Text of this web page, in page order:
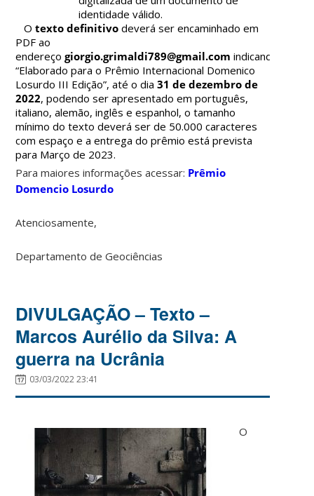
identidade válido.
Otexto definitivo deverá ser encaminhado em
PDF ao
endereçogiorgio.grimaldi789@gmail.com indicando:
“Elaborado para o Prêmio Internacional Domenico
Losurdo III Edição”,até o dia31 de dezembro de
2022, podendo ser apresentado em português,
italiano, alemão, inglês e espanhol, o tamanho
mínimo do texto deverá ser de 50.000 caracteres
com espaço e a entrega do prêmio está prevista
para Março de 2023.
Para maiores informações acessar: Prêmio
Domencio Losurdo
Atenciosamente,
Departamento de Geociências
DIVULGAÇÃO – Texto –
Marcos Aurélio da Silva: A
guerra na Ucrânia
03/03/2022 23:41
O